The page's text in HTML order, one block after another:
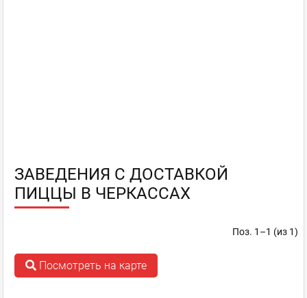
ЗАВЕДЕНИЯ С ДОСТАВКОЙ
ПИЦЦЫ В ЧЕРКАССАХ
Поз. 1–1 (из 1)
Посмотреть на карте